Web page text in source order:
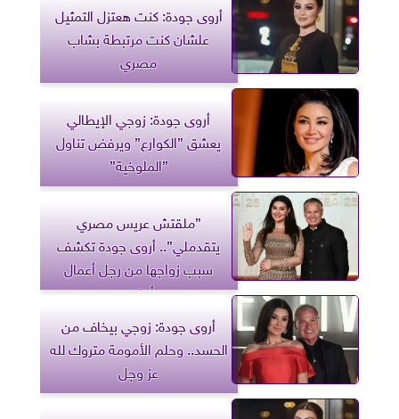
أروى جودة: كنت هعتزل التمثيل
علشان كنت مرتبطة بشاب
مصري
أروى جودة: زوجي الإيطالي
يعشق ”الكوارع” ويرفض تناول
”الملوخية”
”ملقتش عريس مصري
يتقدملي”.. أروى جودة تكشف
سبب زواجها من رجل أعمال
أجنبي
أروى جودة: زوجي بيخاف من
الحسد.. وحلم الأمومة متروك لله
عز وجل